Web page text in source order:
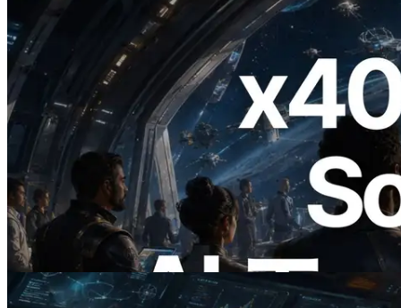
2026.07.04
ERPC、x402 決済対応の Solana RPC を
公開 — AI エージェントが必要な API
にその場で支払う時代の幕開け
この記事を読む